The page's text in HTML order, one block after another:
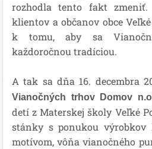
rozhodla tento fakt zmeniť.
klientov a občanov obce
k tomu, aby sa
každoročnou tradíciou.
A tak sa dňa 16. decembra
Vianočných trhov Domov
detí z Materskej školy Veľké
stánky s ponukou výrobkov
motívom, vôňa vianočného